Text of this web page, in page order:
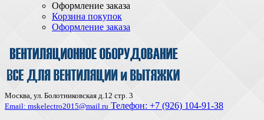
Оформление заказа
Корзина покупок
Оформление заказа
Москва, ул. Болотниковская д.12 стр. 3
Email: mskelectro2015@mail.ru Телефон: +7 (926) 104-91-З8